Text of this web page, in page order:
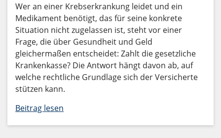
Wer an einer Krebserkrankung leidet und ein
Medikament benötigt, das für seine konkrete
Situation nicht zugelassen ist, steht vor einer
Frage, die über Gesundheit und Geld
gleichermaßen entscheidet: Zahlt die gesetzliche
Krankenkasse? Die Antwort hängt davon ab, auf
welche rechtliche Grundlage sich der Versicherte
stützen kann.
Beitrag lesen